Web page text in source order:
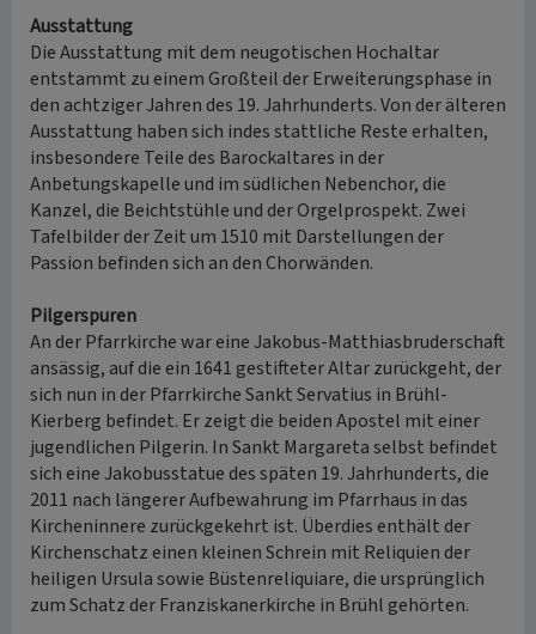
Ausstattung
Die Ausstattung mit dem neugotischen Hochaltar
entstammt zu einem Großteil der Erweiterungsphase in
den achtziger Jahren des 19. Jahrhunderts. Von der älteren
Ausstattung haben sich indes stattliche Reste erhalten,
insbesondere Teile des Barockaltares in der
Anbetungskapelle und im südlichen Nebenchor, die
Kanzel, die Beichtstühle und der Orgelprospekt. Zwei
Tafelbilder der Zeit um 1510 mit Darstellungen der
Passion befinden sich an den Chorwänden.
Pilgerspuren
An der Pfarrkirche war eine Jakobus-Matthiasbruderschaft
ansässig, auf die ein 1641 gestifteter Altar zurückgeht, der
sich nun in der Pfarrkirche Sankt Servatius in Brühl-
Kierberg befindet. Er zeigt die beiden Apostel mit einer
jugendlichen Pilgerin. In Sankt Margareta selbst befindet
sich eine Jakobusstatue des späten 19. Jahrhunderts, die
2011 nach längerer Aufbewahrung im Pfarrhaus in das
Kircheninnere zurückgekehrt ist. Überdies enthält der
Kirchenschatz einen kleinen Schrein mit Reliquien der
heiligen Ursula sowie Büstenreliquiare, die ursprünglich
zum Schatz der Franziskanerkirche in Brühl gehörten.